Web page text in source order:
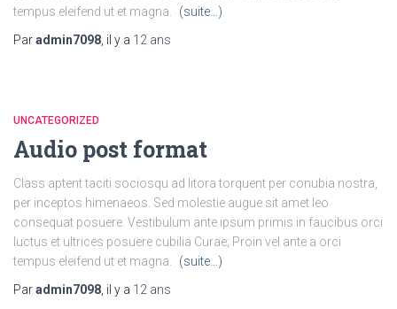
tempus eleifend ut et magna.
(suite…)
Paradmin7098 , il y a 12 ans
UNCATEGORIZED
Audio post format
Class aptent taciti sociosqu ad litora torquent per conubia nostra,
per inceptos himenaeos. Sed molestie augue sit amet leo
consequat posuere. Vestibulum ante ipsum primis in faucibus orci
luctus et ultrices posuere cubilia Curae; Proin vel ante a orci
tempus eleifend ut et magna.
(suite…)
Paradmin7098 , il y a 12 ans